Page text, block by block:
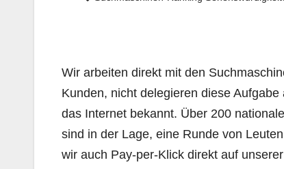
Wir arbeiten direkt mit den
Kunden, nicht delegieren diese
das Internet bekannt. Über 200
sind in der Lage, eine Runde von
wir auch Pay-per-Klick direkt auf